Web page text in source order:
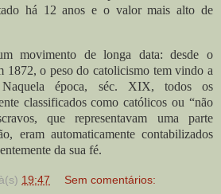
há 12 anos e o valor mais alto de
movimento de longa data: desde o
1872, o peso do catolicismo tem vindo a
Naquela época, séc. XIX, todos os
classificados como católicos ou “não
que representavam uma parte
eram automaticamente contabilizados
da sua fé.
à(s) 19:47 Sem comentários: